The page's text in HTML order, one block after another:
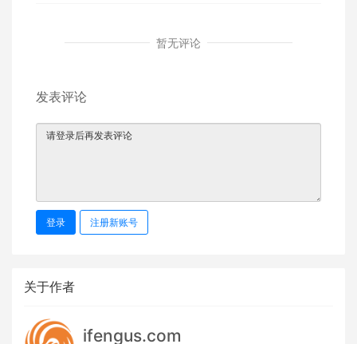
暂无评论
发表评论
登录 注册新账号
关于作者
ifengus.com